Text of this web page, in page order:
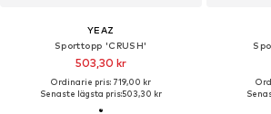
YEAZ
Sporttopp 'CRUSH'
503,30 kr
Ordinarie pris: 719,00 kr
Senaste lägsta pris:503,30 kr